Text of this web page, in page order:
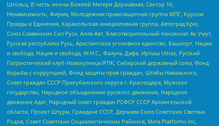
Штольц, В честь иконы Божией Матери Державная, Сектор 16,
Независимость, Фирма, Молодежная правозащитная группа МПГ, Курсом
Правды и Единения, Каракольская инициативная группа, Автоград Крю,
Союз Славянских Сил Руси, Алля-Аят, Благотворительный пансионат Ак Умут,
Русская республика Русь, Арестантское уголовное единство, Башкорт, Нация
и свобода, Нация и свобода, W.H.С., Фалунь Дафа, Иртыш Ultras, Русский
Патриотический клуб-Новокузнецк/РПК, Сибирский державный союз, Фонд
борьбы с коррупцией, Фонд защиты прав граждан, Штабы Навального,
Совет граждан СССР Прикубанского округа г. Краснодара, Мужское
государство, Народное объединение русского движения, Народное
движение Адат, Народный совет граждан РСФСР СССР Архангельской
области, Проект Штурм, Граждане СССР, Держава Союз Советских Светлых
Родов, Совет Советских Социалистических Районов, Meta Platforms Inc,